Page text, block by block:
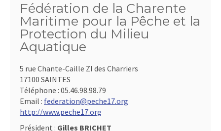
Fédération de la Charente
Maritime pour la Pêche et la
Protection du Milieu
Aquatique
5 rue Chante-Caille ZI des Charriers
17100 SAINTES
Téléphone : 05.46.98.98.79
Email : federation@peche17.org
http://www.peche17.org
Président : Gilles BRICHET